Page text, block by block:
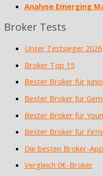
Analyse Emerging
Broker Tests
Unser Testsieger 2026
Broker Top 15
Bester Broker für
Bester Broker für
Bester Broker für
Bester Broker für
Die besten Broker-
Vergleich 0€-Broker